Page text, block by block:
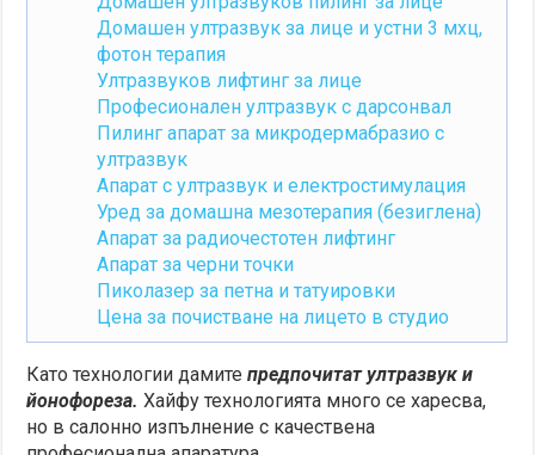
Домашен ултразвук за лице и устни 3 мхц,
фотон терапия
Ултразвуков лифтинг за лице
Професионален ултразвук с дарсонвал
Пилинг апарат за микродермабразио с
ултразвук
Апарат с ултразвук и електростимулация
Уред за домашна мезотерапия (безиглена)
Апарат за радиочестотен лифтинг
Апарат за черни точки
Пиколазер за петна и татуировки
Цена за почистване на лицето в студио
Като технологии дамитепредпочитат ултразвук и
йонофореза. Хайфу технологията много се харесва,
но в салонно изпълнение с качествена